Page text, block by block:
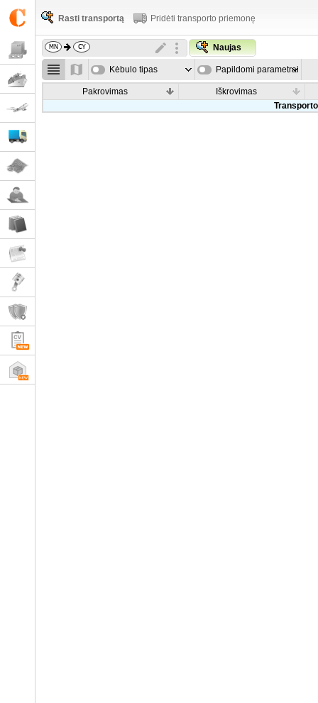
Rasti transportą Pridėti transporto priemonę
Naujas
Kėbulo tipas Papildomi parametrai
Pakrovimas
Iškrovimas